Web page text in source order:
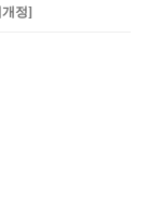
정]